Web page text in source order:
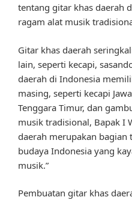
tentang gitar khas daerah
ragam alat musik
Gitar khas daerah
lain, seperti kecapi,
daerah di Indonesia
masing, seperti kecapi
Tenggara Timur, dan
musik tradisional, Bapak I
daerah merupakan bagian
budaya Indonesia yang
musik.”
Pembuatan gitar khas